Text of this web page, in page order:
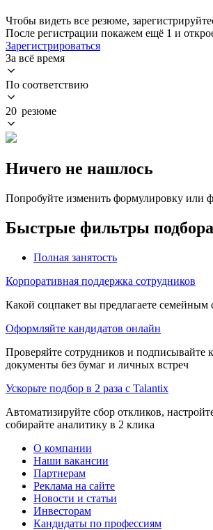
Чтобы видеть все резюме,
После регистрации покажем ещё 1 и
Зарегистрироваться
За всё время
По соответствию
20 резюме
Ничего не нашлось
Попробуйте изменить формулировку или
Быстрые фильтры
Полная занятость
Корпоративная поддержка сотрудников
Какой соцпакет вы предлагаете семейным
Оформляйте кандидатов онлайн
Проверяйте сотрудников и подписывайте
документы без бумаг и личных встреч
Ускорьте подбор в 2 раза с Talantix
Автоматизируйте сбор откликов,
собирайте аналитику в 2 клика
О компании
Наши вакансии
Партнерам
Реклама на сайте
Новости и статьи
Инвесторам
Кандидаты по профессиям